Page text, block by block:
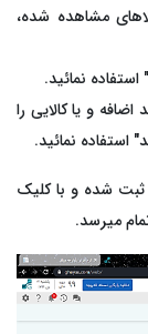
مشاهده شده،
نمائید.
و یا کالایی را
استفاده نمائید.
ثبت شده و با کلیک
میرسد.